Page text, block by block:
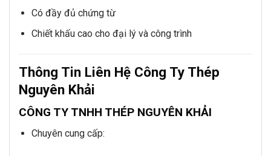
Có đầy đủ chứng từ
Chiết khấu cao cho đại lý và công trình
Thông Tin Liên Hệ Công Ty Thép
Nguyên Khải
CÔNG TY TNHH THÉP NGUYÊN KHẢI
Chuyên cung cấp: